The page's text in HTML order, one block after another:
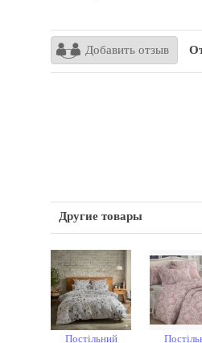
Добавить отзыв
Другие товары
Постільний